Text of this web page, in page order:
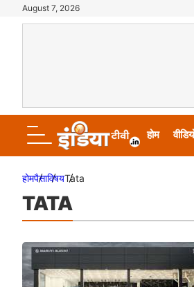
August 7, 2026
होम
होमपैसाविषयTata
TATA